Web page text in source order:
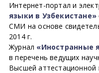
Интернет-портал и
языки в Узбекистане»
СМИ на основе
2014 г.
Журнал «Иностранные
в перечень ведущих
Высшей аттестационной